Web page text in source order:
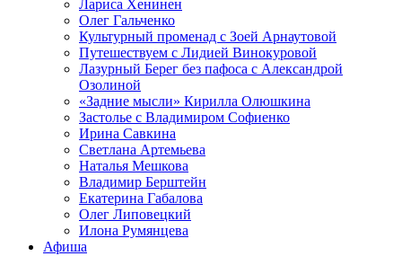
Лариса Хенинен
Олег Гальченко
Культурный променад с Зоей Арнаутовой
Путешествуем с Лидией Винокуровой
Лазурный Берег без пафоса с Александрой
Озолиной
«Задние мысли» Кирилла Олюшкина
Застолье с Владимиром Софиенко
Ирина Савкина
Светлана Артемьева
Наталья Мешкова
Владимир Берштейн
Екатерина Габалова
Олег Липовецкий
Илона Румянцева
Афиша